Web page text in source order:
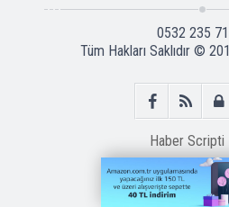
0532 235
Tüm Hakları Saklıdır ©
Haber Scripti